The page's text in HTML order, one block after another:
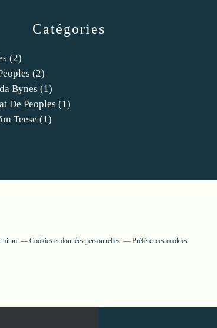
Catégories
(2)
(2)
Bynes (1)
De Peoples (1)
Teese (1)
Cookies et données personnelles Préférences cookies